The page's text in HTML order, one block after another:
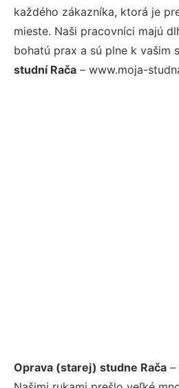
každého zákazníka, ktorá je
mieste. Naši pracovníci majú
bohatú prax a sú plne k vašim
studní Rača – www.moja-
Oprava (starej) studne Rača –